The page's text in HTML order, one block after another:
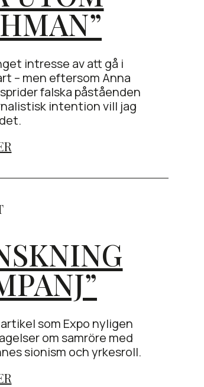
intresse av att gå i
– men eftersom Anna
falska påståenden
intention vill jag
som Expo nyligen
om samröre med
sionism och yrkesroll.